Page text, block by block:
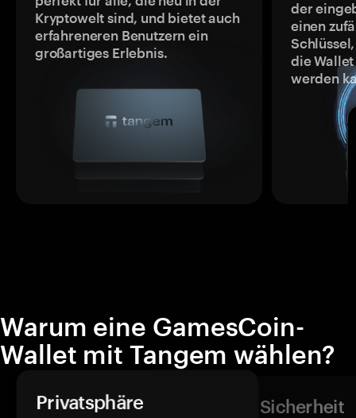
Kryptowelt sind, und bietet auch
erfahreneren Benutzern ein
großartiges Erlebnis.
der
einen
die
werden
Warum eine GamesCoin-
Wallet mit Tangem wählen?
Privatsphäre Sicherheit